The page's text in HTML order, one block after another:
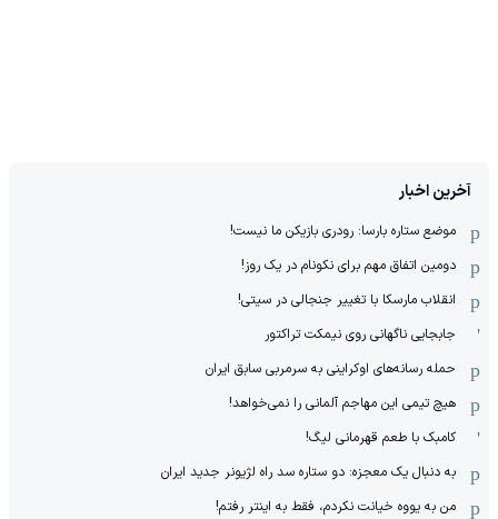
آخرین اخبار
موضع ستاره بارسا: رودری بازیکن ما نیست!
دومین اتفاق مهم برای نکونام در یک روز!
انقلاب مارسکا با تغییر جنجالی در سیتی!
جابجایی ناگهانی روی نیمکت تراکتور
حمله رسانه‌های اوکراینی به سرمربی سابق ایران
هیچ‌ تیمی این مهاجم آلمانی را نمی‌خواهد!
کامبک با طعم قهرمانی لیگ!
به دنبال یک معجزه: دو ستاره سد راه لژیونر جدید ایران
من به یووه خیانت نکردم، فقط به اینتر رفتم!